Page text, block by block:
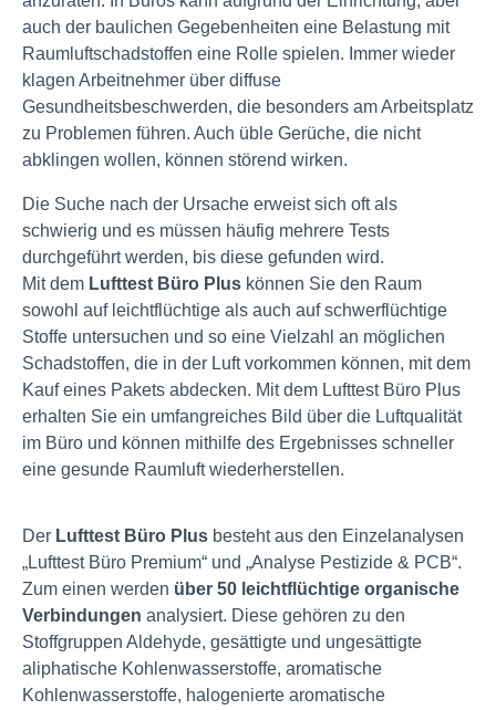
auch der baulichen Gegebenheiten eine Belastung mit
Raumluftschadstoffen eine Rolle spielen. Immer wieder
klagen Arbeitnehmer über diffuse
Gesundheitsbeschwerden, die besonders am Arbeitsplatz
zu Problemen führen. Auch üble Gerüche, die nicht
abklingen wollen, können störend wirken.
Die Suche nach der Ursache erweist sich oft als
schwierig und es müssen häufig mehrere Tests
durchgeführt werden, bis diese gefunden wird.
Mit dem Lufttest Büro Plus können Sie den Raum
sowohl auf leichtflüchtige als auch auf schwerflüchtige
Stoffe untersuchen und so eine Vielzahl an möglichen
Schadstoffen, die in der Luft vorkommen können, mit dem
Kauf eines Pakets abdecken. Mit dem Lufttest Büro Plus
erhalten Sie ein umfangreiches Bild über die Luftqualität
im Büro und können mithilfe des Ergebnisses schneller
eine gesunde Raumluft wiederherstellen.
Der Lufttest Büro Plus besteht aus den Einzelanalysen
„Lufttest Büro Premium“ und „Analyse Pestizide & PCB“.
Zum einen werden über 50 leichtflüchtige organische
Verbindungen analysiert. Diese gehören zu den
Stoffgruppen Aldehyde, gesättigte und ungesättigte
aliphatische Kohlenwasserstoffe, aromatische
Kohlenwasserstoffe, halogenierte aromatische